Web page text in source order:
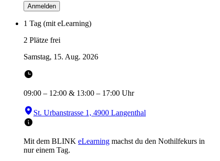
Anmelden
1 Tag (mit eLearning)
2 Plätze frei
Samstag, 15. Aug. 2026
09:00 – 12:00 & 13:00 – 17:00 Uhr
St. Urbanstrasse 1, 4900 Langenthal
Mit dem BLINK eLearning machst du den Nothilfekurs in
nur einem Tag.